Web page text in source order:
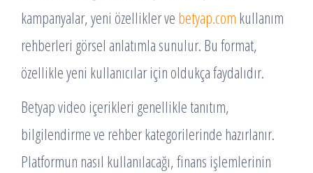
kampanyalar, yeni özellikler ve betyap.com kullanım
rehberleri görsel anlatımla sunulur. Bu format,
özellikle yeni kullanıcılar için oldukça faydalıdır.
Betyap video içerikleri genellikle tanıtım,
bilgilendirme ve rehber kategorilerinde hazırlanır.
Platformun nasıl kullanılacağı, finans işlemlerinin